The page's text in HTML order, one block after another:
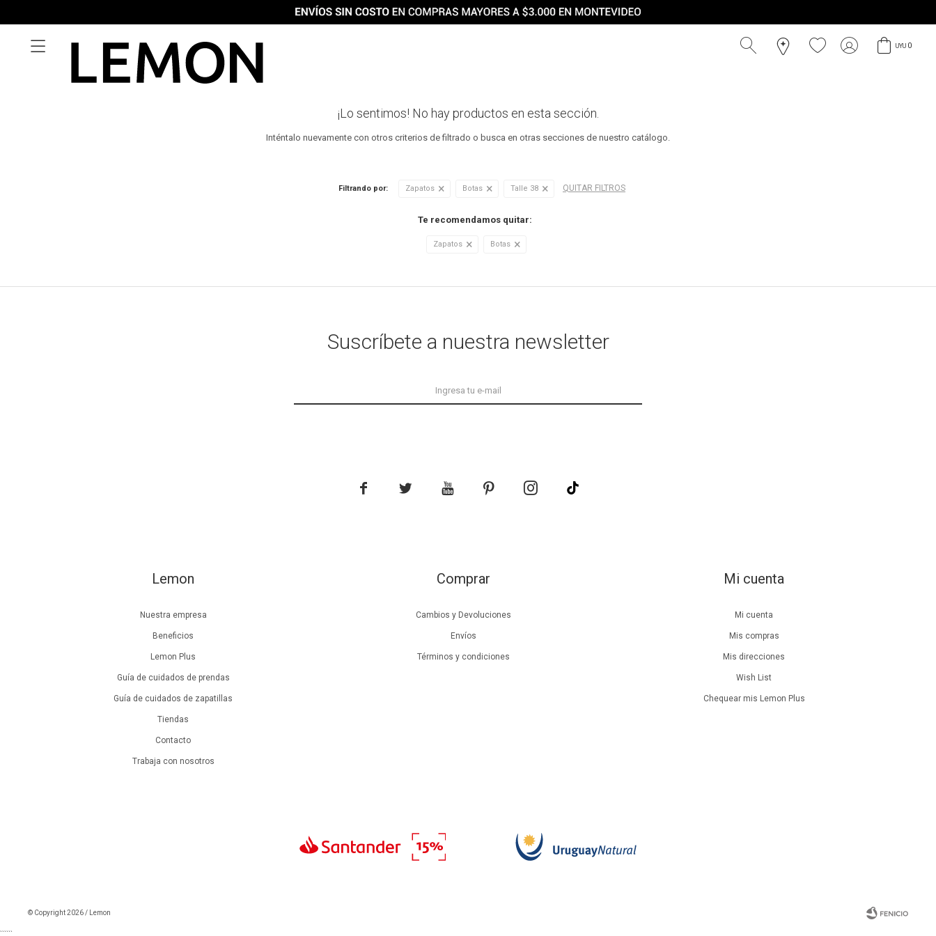
UYU 0

¡Lo sentimos! No hay productos en esta sección.
Inténtalo nuevamente con otros criterios de filtrado o busca en otras secciones de nuestro catálogo.
Filtrando por: Zapatos Botas Talle 38 QUITAR FILTROS
Te recomendamos quitar:
Zapatos Botas
Lemon
Nuestra empresa
Beneficios
Lemon Plus
Guía de cuidados de prendas
Guía de cuidados de zapatillas
Tiendas
Contacto
Trabaja con nosotros
Comprar
Cambios y Devoluciones
Envíos
Términos y condiciones
Mi cuenta
Mi cuenta
Mis compras
Mis direcciones
Wish List
Chequear mis Lemon Plus
Suscríbete a nuestra newsletter
    
© Copyright 2026 / Lemon
``````